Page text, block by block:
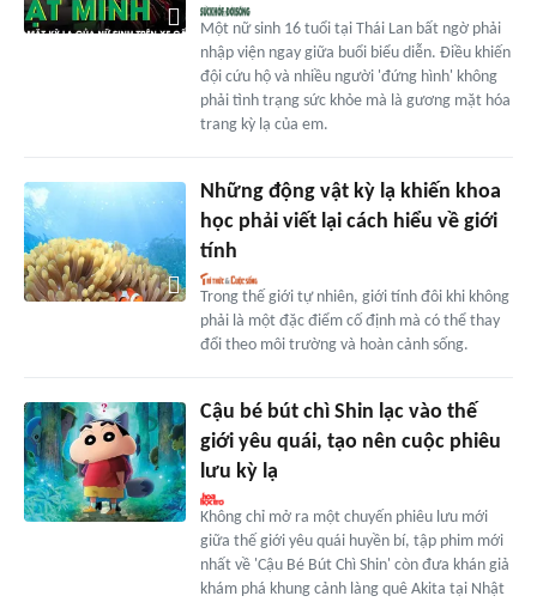
Một nữ sinh 16 tuổi tại Thái Lan bất ngờ phải
nhập viện ngay giữa buổi biểu diễn. Điều khiến
đội cứu hộ và nhiều người 'đứng hình' không
phải tình trạng sức khỏe mà là gương mặt hóa
trang kỳ lạ của em.
Những động vật kỳ lạ khiến khoa
học phải viết lại cách hiểu về giới
tính
Trong thế giới tự nhiên, giới tính đôi khi không
phải là một đặc điểm cố định mà có thể thay
đổi theo môi trường và hoàn cảnh sống.
Cậu bé bút chì Shin lạc vào thế
giới yêu quái, tạo nên cuộc phiêu
lưu kỳ lạ
Không chỉ mở ra một chuyến phiêu lưu mới
giữa thế giới yêu quái huyền bí, tập phim mới
nhất về 'Cậu Bé Bút Chì Shin' còn đưa khán giả
khám phá khung cảnh làng quê Akita tại Nhật